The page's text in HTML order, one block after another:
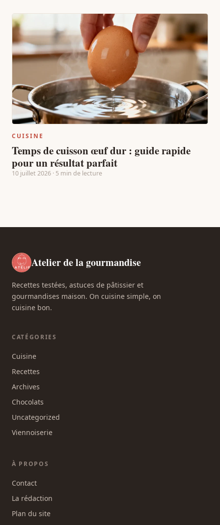
CUISINE
Temps de cuisson œuf dur : guide rapide
pour un résultat parfait
10 juillet 2026 · 5 min de lecture
Atelier de la gourmandise
Recettes testées, astuces de pâtissier et
gourmandises maison. On cuisine simple, on
cuisine bon.
CATÉGORIES
Cuisine
Recettes
Archives
Chocolats
Uncategorized
Viennoiserie
À PROPOS
Contact
La rédaction
Plan du site